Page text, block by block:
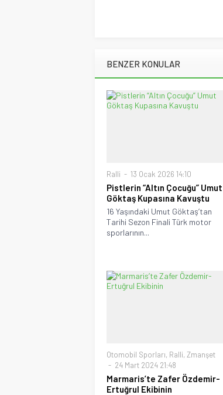
BENZER KONULAR
Ralli 13 Ocak 2026 14:10
Pistlerin “Altın Çocuğu” Umut
Göktaş Kupasına Kavuştu
16 Yaşındaki Umut Göktaş’tan
Tarihi Sezon Finali Türk motor
sporlarının...
Otomobil Sporları, Ralli, Zmanşet
24 Mart 2024 21:48
Marmaris’te Zafer Özdemir-
Ertuğrul Ekibinin